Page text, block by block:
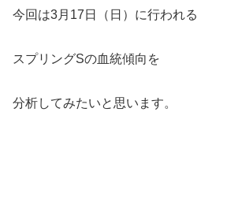
今回は3月17日（日）に行われる
スプリングSの血統傾向を
分析してみたいと思います。